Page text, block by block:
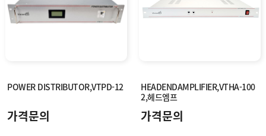
POWER DISTRIBUTOR,VTPD-12
가격문의
HEADENDAMPLIFIER,VTHA-100
2,헤드엠프
가격문의